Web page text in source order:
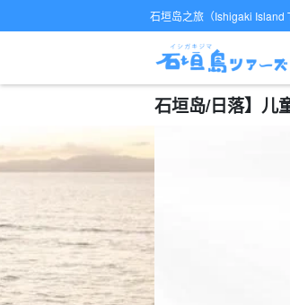
石垣岛之旅（Ishigaki Island
石垣岛/日落】儿